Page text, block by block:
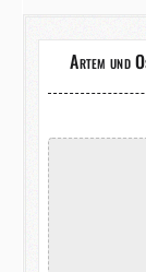
Artem und